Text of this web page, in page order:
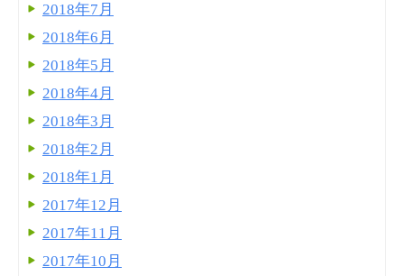
2018年7月
2018年6月
2018年5月
2018年4月
2018年3月
2018年2月
2018年1月
2017年12月
2017年11月
2017年10月